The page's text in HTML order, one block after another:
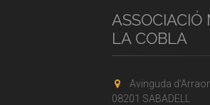
ASSOCIACIÓ
LA COBLA
Avinguda
08201 SABADELL